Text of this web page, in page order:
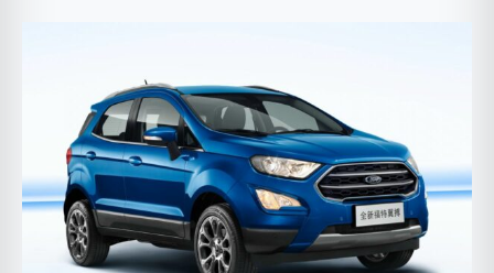
EcoSport,
produs
și
Craiova